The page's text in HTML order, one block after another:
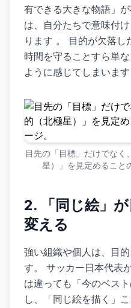
有できる大きな物語」
は、自分たちで意味付
ります 。 目的が欠落し
時間を守ることすら単
ように感じてしまいます
目先の「目標」だけでなく
星）」を見定めること
2. 「同じ絵」
変える
強い組織や個人は、目
す。 サッカー日本代表
は違っても「今のベス
し、「同じ絵を描く」